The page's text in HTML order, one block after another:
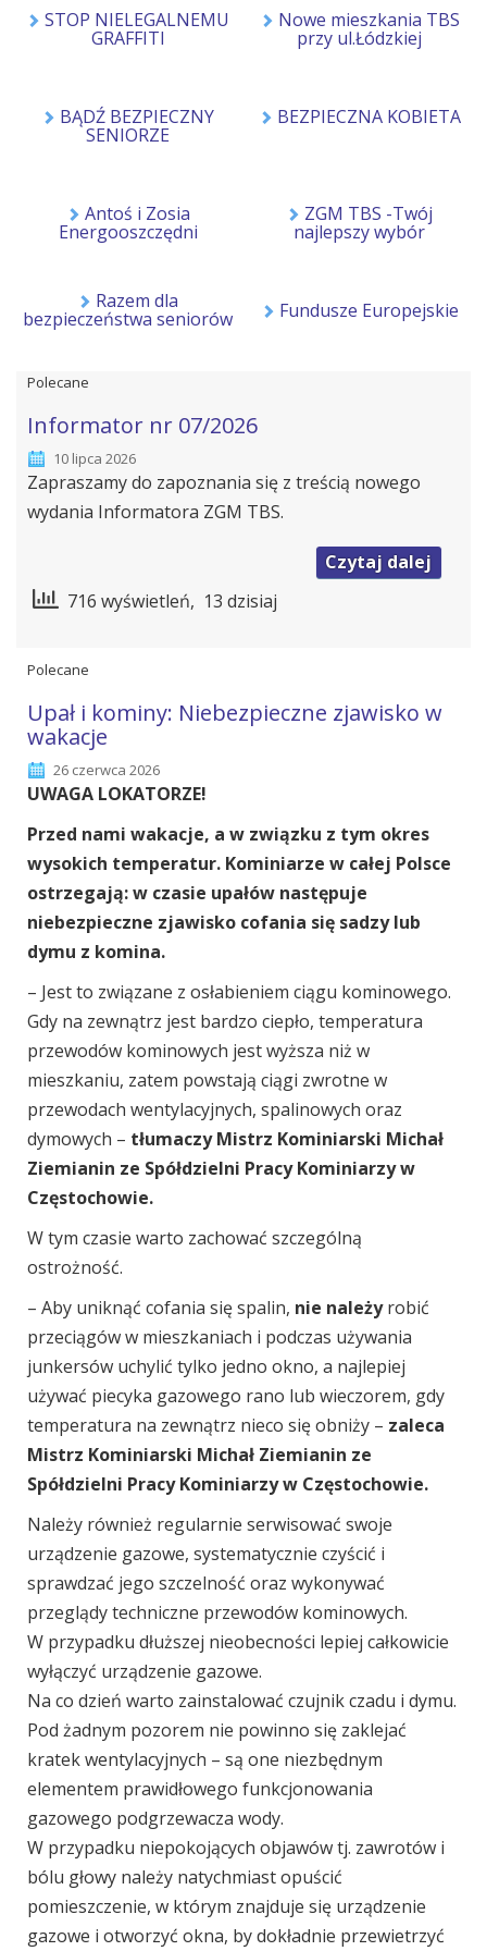
STOP NIELEGALNEMU
GRAFFITI
Nowe mieszkania TBS
przy ul.Łódzkiej
BĄDŹ BEZPIECZNY
SENIORZE
BEZPIECZNA KOBIETA
Antoś i Zosia
Energooszczędni
ZGM TBS -Twój
najlepszy wybór
Razem dla
bezpieczeństwa seniorów Fundusze Europejskie
Polecane
Informator nr 07/2026
10 lipca 2026
Zapraszamy do zapoznania się z treścią nowego
wydania Informatora ZGM TBS.
Czytaj dalej
716 wyświetleń, 13 dzisiaj
Polecane
Upał i kominy: Niebezpieczne zjawisko w
wakacje
26 czerwca 2026
UWAGA LOKATORZE!
Przed nami wakacje, a w związku z tym okres
wysokich temperatur. Kominiarze w całej Polsce
ostrzegają: w czasie upałów następuje
niebezpieczne zjawisko cofania się sadzy lub
dymu z komina.
– Jest to związane z osłabieniem ciągu kominowego.
Gdy na zewnątrz jest bardzo ciepło, temperatura
przewodów kominowych jest wyższa niż w
mieszkaniu, zatem powstają ciągi zwrotne w
przewodach wentylacyjnych, spalinowych oraz
dymowych – tłumaczy Mistrz Kominiarski Michał
Ziemianin ze Spółdzielni Pracy Kominiarzy w
Częstochowie.
W tym czasie warto zachować szczególną
ostrożność.
– Aby uniknąć cofania się spalin, nie należyrobić
przeciągów w mieszkaniach i podczas używania
junkersów uchylić tylko jedno okno, a najlepiej
używać piecyka gazowego rano lub wieczorem, gdy
temperatura na zewnątrz nieco się obniży – zaleca
Mistrz Kominiarski Michał Ziemianin ze
Spółdzielni Pracy Kominiarzy w Częstochowie.
Należy również regularnie serwisować swoje
urządzenie gazowe, systematycznie czyścić i
sprawdzać jego szczelność oraz wykonywać
przeglądy techniczne przewodów kominowych.
W przypadku dłuższej nieobecności lepiej całkowicie
wyłączyć urządzenie gazowe.
Na co dzień warto zainstalować czujnik czadu i dymu.
Pod żadnym pozorem nie powinno się zaklejać
kratek wentylacyjnych – są one niezbędnym
elementem prawidłowego funkcjonowania
gazowego podgrzewacza wody.
W przypadku niepokojących objawów tj. zawrotów i
bólu głowy należy natychmiast opuścić
pomieszczenie, w którym znajduje się urządzenie
gazowe i otworzyć okna, by dokładnie przewietrzyć